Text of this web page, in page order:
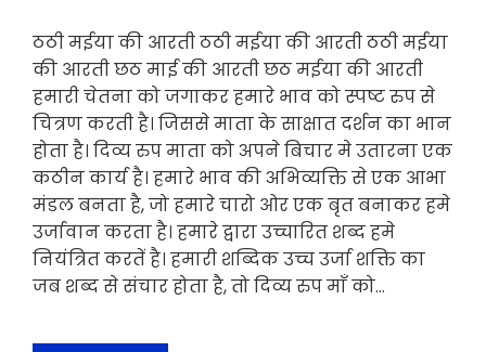
ठठी मईया की आरती ठठी मईया की आरती ठठी मईया
की आरती छठ माई की आरती छठ मईया की आरती
हमारी चेतना को जगाकर हमारे भाव को स्पष्ट रुप से
चित्रण करती है। जिससे माता के साक्षात दर्शन का भान
होता है। दिव्य रुप माता को अपने बिचार मे उतारना एक
कठीन कार्य है। हमारे भाव की अभिव्यक्ति से एक आभा
मंडल बनता है, जो हमारे चारो ओर एक बृत बनाकर हमे
उर्जावान करता है। हमारे द्वारा उच्चारित शब्द हमे
नियंत्रित करतें है। हमारी शब्दिक उच्च उर्जा शक्ति का
जब शब्द से संचार होता है, तो दिव्य रुप माँ को…